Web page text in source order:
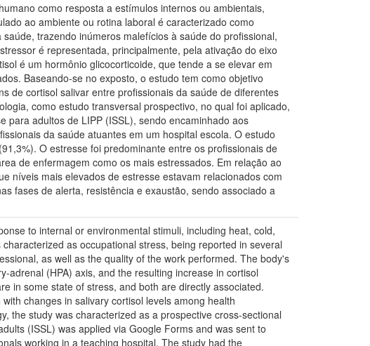
como resposta a estímulos internos ou ambientais,
ao ambiente ou rotina laboral é caracterizado como
trazendo inúmeros malefícios à saúde do profissional,
é representada, principalmente, pela ativação do eixo
é um hormônio glicocorticoide, que tende a se elevar em
Baseando-se no exposto, o estudo tem como objetivo
de cortisol salivar entre profissionais da saúde de diferentes
como estudo transversal prospectivo, no qual foi aplicado,
para adultos de LIPP (ISSL), sendo encaminhado aos
da saúde atuantes em um hospital escola. O estudo
O estresse foi predominante entre os profissionais de
de enfermagem como os mais estressados. Em relação ao
níveis mais elevados de estresse estavam relacionados com
fases de alerta, resistência e exaustão, sendo associado a
to internal or environmental stimuli, including heat, cold,
as occupational stress, being reported in several
as well as the quality of the work performed. The body's
adrenal (HPA) axis, and the resulting increase in cortisol
in some state of stress, and both are directly associated.
changes in salivary cortisol levels among health
the study was characterized as a prospective cross-sectional
(ISSL) was applied via Google Forms and was sent to
working in a teaching hospital. The study had the